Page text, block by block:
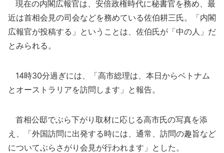
現在の内閣広報官は、安倍政権時代に秘書官を務め、最
近は首相会見の司会などを務めている佐伯耕三氏。「内閣
広報官が投稿する」ということは、佐伯氏が「中の人」だ
とみられる。
14時30分過ぎには、「高市総理は、本日からベトナム
とオーストラリアを訪問します」と報告。
首相公邸でぶら下がり取材に応じる高市氏の写真を添
え、「外国訪問に出発する時には、通常、訪問の趣旨など
についてぶらさがり会見が行われます」とした。